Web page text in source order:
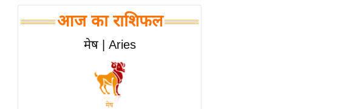
बॉलीवुड
हॉलीवुड
फिल्म समीक्षा
लाइफस्टाइल
आज का राशिफल
मेष | Aries